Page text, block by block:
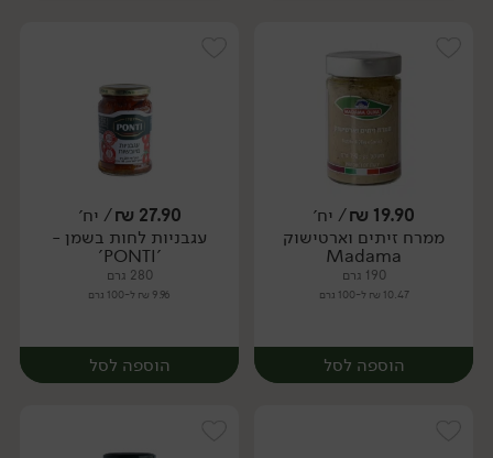
יח׳ יח׳
19.90
₪/ יח׳
ממרח זיתים וארטישוק
Madama
190 גרם
10.47 ₪ ל-100 גרם
הוספה לסל
27.90
₪/ יח׳
עגבניות לחות בשמן -
'PONTI'
280 גרם
9.96 ₪ ל-100 גרם
הוספה לסל